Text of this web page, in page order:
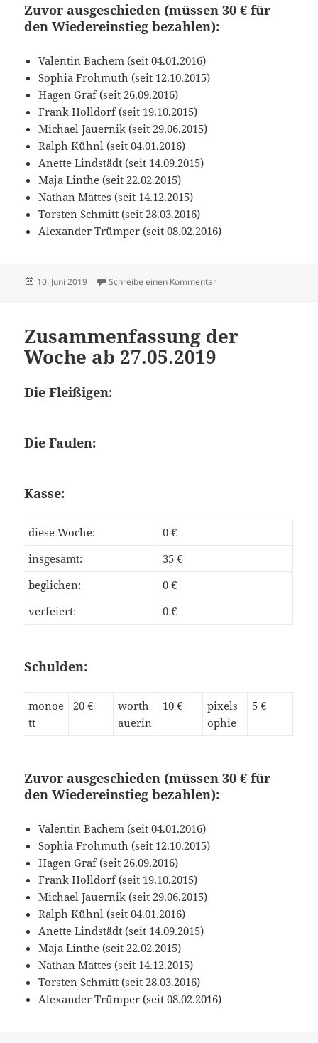
Zuvor ausgeschieden (müssen 30 € für
den Wiedereinstieg bezahlen):
Valentin Bachem (seit 04.01.2016)
Sophia Frohmuth (seit 12.10.2015)
Hagen Graf (seit 26.09.2016)
Frank Holldorf (seit 19.10.2015)
Michael Jauernik (seit 29.06.2015)
Ralph Kühnl (seit 04.01.2016)
Anette Lindstädt (seit 14.09.2015)
Maja Linthe (seit 22.02.2015)
Nathan Mattes (seit 14.12.2015)
Torsten Schmitt (seit 28.03.2016)
Alexander Trümper (seit 08.02.2016)
Veröffentlicht
10. Juni 2019 Schreibe einen Kommentarzu Zusammenfassung
Zusammenfassung der
Woche ab 27.05.2019
Die Fleißigen:
Die Faulen:
Kasse:
diese Woche:
0 €
insgesamt:
35 €
beglichen:
0 €
verfeiert:
0 €
Schulden:
monoe
tt
20 €
worth
auerin
10 €
pixels
ophie
5 €
Zuvor ausgeschieden (müssen 30 € für
den Wiedereinstieg bezahlen):
Valentin Bachem (seit 04.01.2016)
Sophia Frohmuth (seit 12.10.2015)
Hagen Graf (seit 26.09.2016)
Frank Holldorf (seit 19.10.2015)
Michael Jauernik (seit 29.06.2015)
Ralph Kühnl (seit 04.01.2016)
Anette Lindstädt (seit 14.09.2015)
Maja Linthe (seit 22.02.2015)
Nathan Mattes (seit 14.12.2015)
Torsten Schmitt (seit 28.03.2016)
Alexander Trümper (seit 08.02.2016)